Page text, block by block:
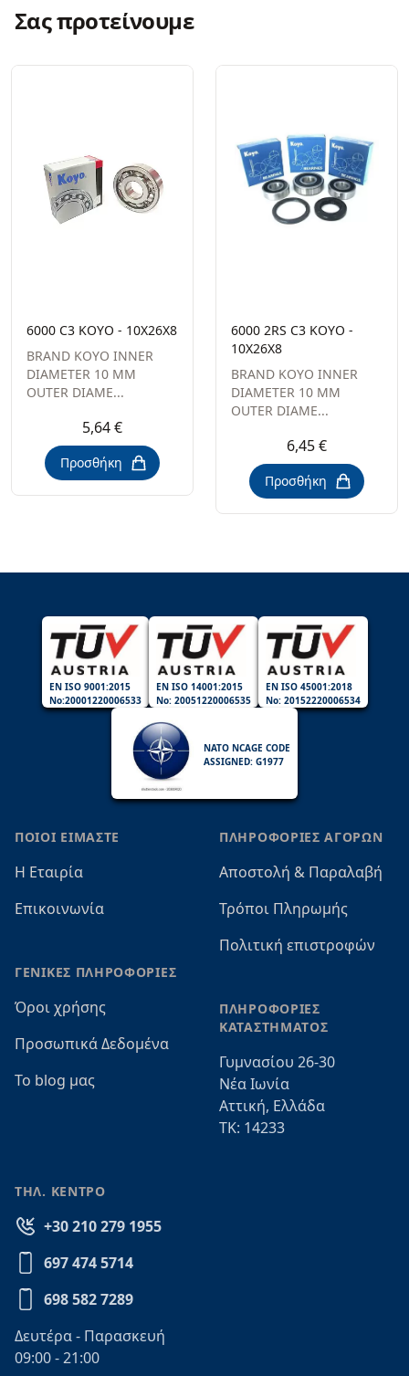
Σας προτείνουμε
6000 C3 KOYO - 10X26X8
BRAND KOYO INNER
DIAMETER 10 MM
OUTER DIAME...
5,64 €
Προσθήκη
6000 2RS C3 KOYO -
10X26X8
BRAND KOYO INNER
DIAMETER 10 MM
OUTER DIAME...
6,45 €
Προσθήκη
EN ISO 9001:2015
No:20001220006533
EN ISO 14001:2015
No: 20051220006535
EN ISO 45001:2018
No: 20152220006534
NATO NCAGE CODE
ASSIGNED: G1977
ΠΟΙΟΙ ΕΙΜΑΣΤΕ
Η Εταιρία
Επικοινωνία
ΓΕΝΙΚΕΣ ΠΛΗΡΟΦΟΡΙΕΣ
Όροι χρήσης
Προσωπικά Δεδομένα
Το blog μας
ΠΛΗΡΟΦΟΡΙΕΣ ΑΓΟΡΩΝ
Αποστολή & Παραλαβή
Τρόποι Πληρωμής
Πολιτική επιστροφών
ΠΛΗΡΟΦΟΡΙΕΣ
ΚΑΤΑΣΤΗΜΑΤΟΣ
Γυμνασίου 26-30
Νέα Ιωνία
Αττική, Ελλάδα
ΤΚ: 14233
ΤΗΛ. ΚΕΝΤΡΟ
+30 210 279 1955
697 474 5714
698 582 7289
Δευτέρα - Παρασκευή
09:00 - 21:00